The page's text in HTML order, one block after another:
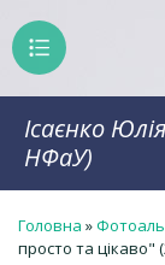
Ісаєнко
НФаУ)
Головна »
просто та цікаво"